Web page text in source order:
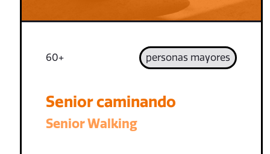
60+ personas mayores
Senior caminando
Senior Walking